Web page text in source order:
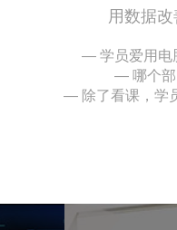
用数据
— 学员爱用电
— 哪个部
— 除了看课，学